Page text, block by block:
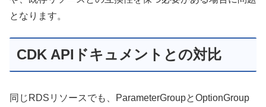
となります。
CDK APIドキュメントとの対比
同じRDSリソースでも、ParameterGroupとOptionGroup